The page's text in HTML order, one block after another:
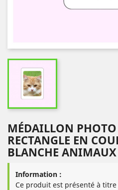
MÉDAILLON
RECTANGLE EN
BLANCHE ANIMAUX
Information :
Ce produit est présenté à